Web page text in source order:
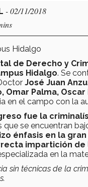
- 02/11/2018
Hidalgo
de Derecho y
Hidalgo. Se
José Juan
Omar Palma,
en el campo con la
fue la
se encuentran
énfasis en la
impartición de
en la
sin técnicas de la